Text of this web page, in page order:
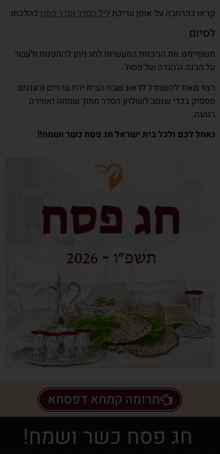
קראו בהרחבה על אופן עריכתליל הסדר וסדר פסח כהלכתו.
לסיום
משסיימנו את ההכנות המעשיות לחג ניתן להתפנות ולעבור
על מבנה ה'הגדה של פסח'.
רצוי מאוד להשתדל לדאוג שבני הבית יהיו ערניים ורעננים
מספיק בכדי שנסב לשולחן הסדר מתוך שמחה ואווירה
רגועה.
נאחל לכם ולכל בית ישראל חג פסח כשר ושמח!!
תרומה קמחא דפסחא
חג פסח כשר ושמח!